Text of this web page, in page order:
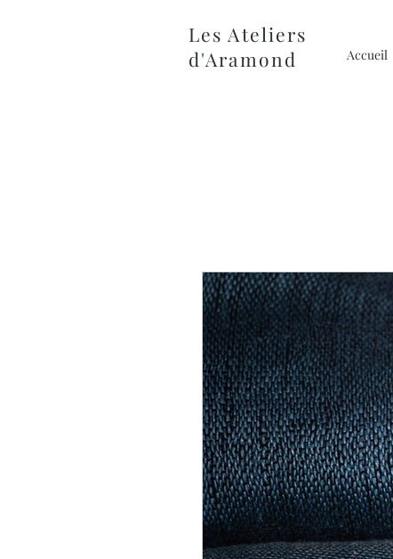
Les Ateliers
d'Aramond
Accueil